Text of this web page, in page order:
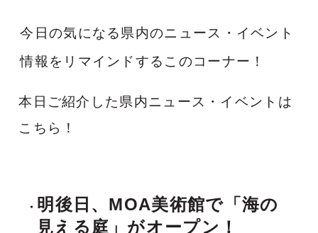
今日の気になる県内のニュース・イベント
情報をリマインドするこのコーナー！
本日ご紹介した県内ニュース・イベントは
こちら！
明後日、MOA美術館で「海の
見える庭」がオープン！